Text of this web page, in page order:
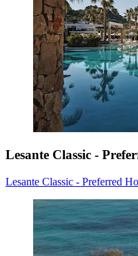
Lesante Classic -
Lesante Classic - Preferred